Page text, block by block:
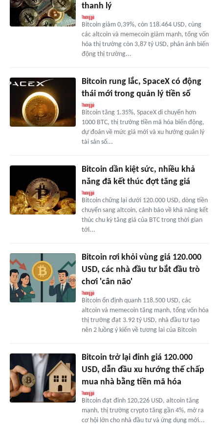
thanh lý
Bitcoin giảm 0,39%, còn 118.464 USD, cùng
các altcoin và memecoin giảm mạnh, tổng vốn
hóa thị trường còn 3,87 tỷ USD, phản ánh biến
động thị trường...
Bitcoin rung lắc, SpaceX có động
thái mới trong quản lý tiền số
Bitcoin tăng 1.35%, SpaceX di chuyển hơn
1000 BTC, thị trường tiền mã hóa biến động,
dự đoán về mức giá mới và xu hướng quản lý
tài sản số...
Bitcoin dần kiệt sức, nhiều khả
năng đã kết thúc đợt tăng giá
Bitcoin chững lại dưới 120.000 USD, dòng tiền
chuyển sang altcoin, cảnh báo về khả năng kết
thúc chu kỳ tăng giá của BTC trong thời gian
tới...
Bitcoin rơi khỏi vùng giá 120.000
USD, các nhà đầu tư bắt đầu trò
chơi 'cân não'
Bitcoin ổn định quanh 118.500 USD, các
altcoin và memecoin tăng mạnh, tổng vốn hóa
thị trường đạt 3.92 tỷ USD, nhà đầu tư tạo
nên 2 luồng ý kiến về tương lai của Bitcoin
Bitcoin trở lại đỉnh giá 120.000
USD, dẫn đầu xu hướng thế chấp
mua nhà bằng tiền mã hóa
Bitcoin đạt đỉnh 120,226 USD, altcoin tăng
mạnh, thị trường crypto tăng gần 4%, mở ra
cơ hội lớn cho nhà đầu tư và ứng dụng mới...